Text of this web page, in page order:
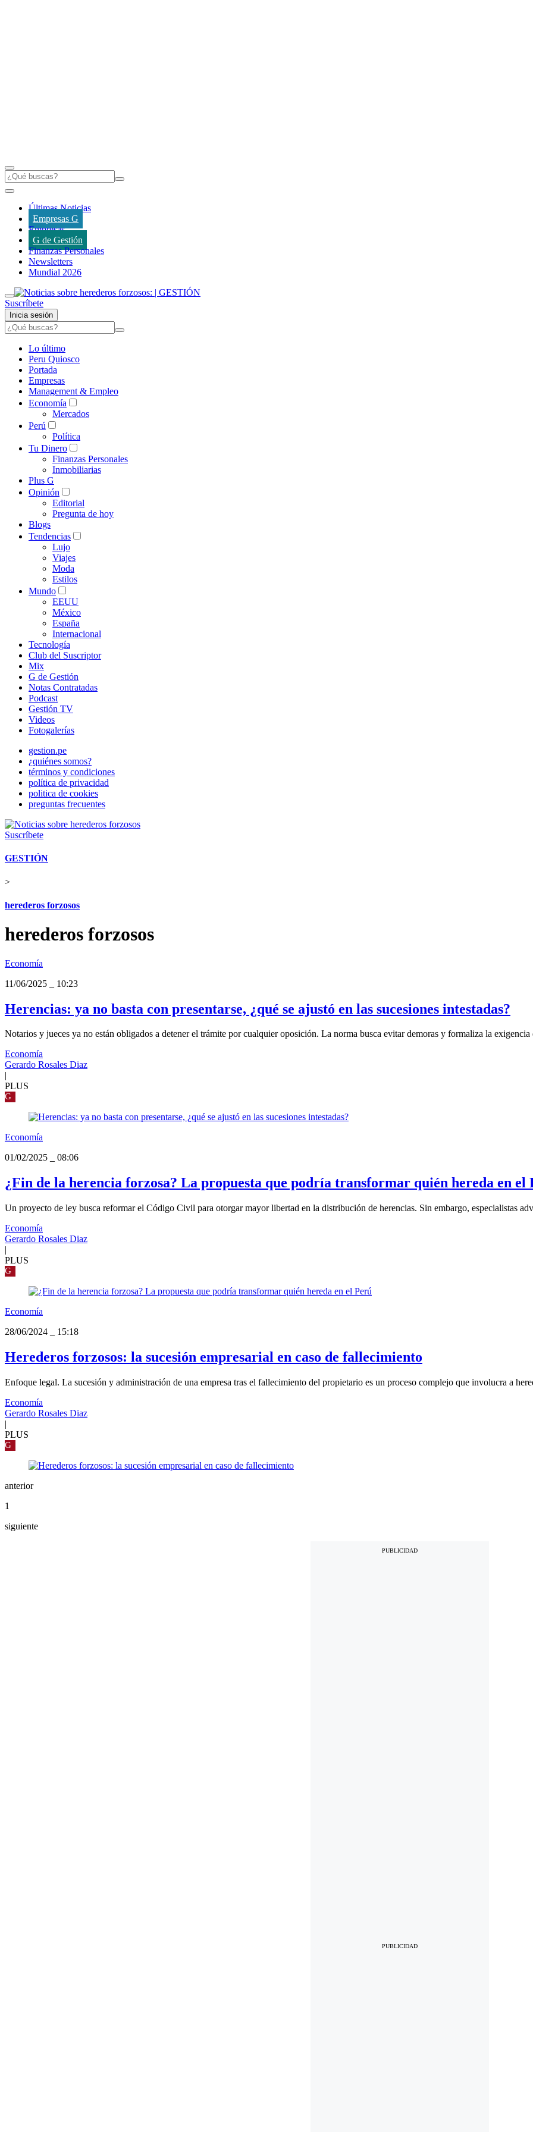
Últimas Noticias
Empresas G
Empresas
G de Gestión
Finanzas Personales
Newsletters
Mundial 2026
Suscríbete
Inicia sesión
Lo último
Peru Quiosco
Portada
Empresas
Management & Empleo
Economía
Mercados
Perú
Política
Tu Dinero
Finanzas Personales
Inmobiliarias
Plus G
Opinión
Editorial
Pregunta de hoy
Blogs
Tendencias
Lujo
Viajes
Moda
Estilos
Mundo
EEUU
México
España
Internacional
Tecnología
Club del Suscriptor
Mix
G de Gestión
Notas Contratadas
Podcast
Gestión TV
Videos
Fotogalerías
gestion.pe
¿quiénes somos?
términos y condiciones
política de privacidad
politica de cookies
preguntas frecuentes
Suscríbete
GESTIÓN
>
herederos forzosos
herederos forzosos
Economía
11/06/2025
10:23
Herencias: ya no basta con presentarse, ¿qué se ajustó en las sucesiones intestadas?
Notarios y jueces ya no están obligados a detener el trámite por cualquier oposición. La norma busca evitar demoras y formaliza la exigencia
Economía
Gerardo Rosales Diaz
PLUS
G
Economía
01/02/2025
08:06
¿Fin de la herencia forzosa? La propuesta que podría transformar quién hereda en el
Un proyecto de ley busca reformar el Código Civil para otorgar mayor libertad en la distribución de herencias. Sin embargo, especialistas
Economía
Gerardo Rosales Diaz
|
PLUS
G
Economía
28/06/2024
15:18
Herederos forzosos: la sucesión empresarial en caso de fallecimiento
Enfoque legal. La sucesión y administración de una empresa tras el fallecimiento del propietario es un proceso complejo que involucra a
Economía
Gerardo Rosales Diaz
|
PLUS
G
anterior
1
siguiente